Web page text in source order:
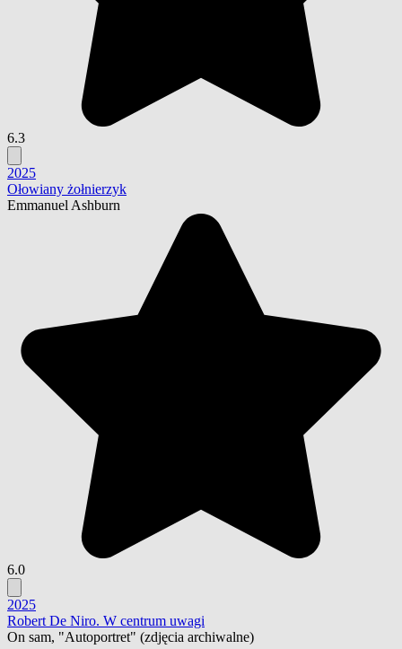
6.3
2025
Ołowiany żołnierzyk
Emmanuel Ashburn
6.0
2025
Robert De Niro. W centrum uwagi
On sam, "Autoportret" (zdjęcia archiwalne)